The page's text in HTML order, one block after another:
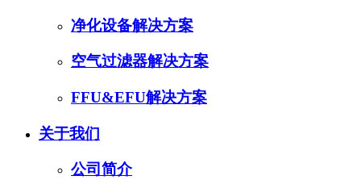
净化设备解决方案
空气过滤器解决方案
FFU&EFU解决方案
关于我们
公司简介